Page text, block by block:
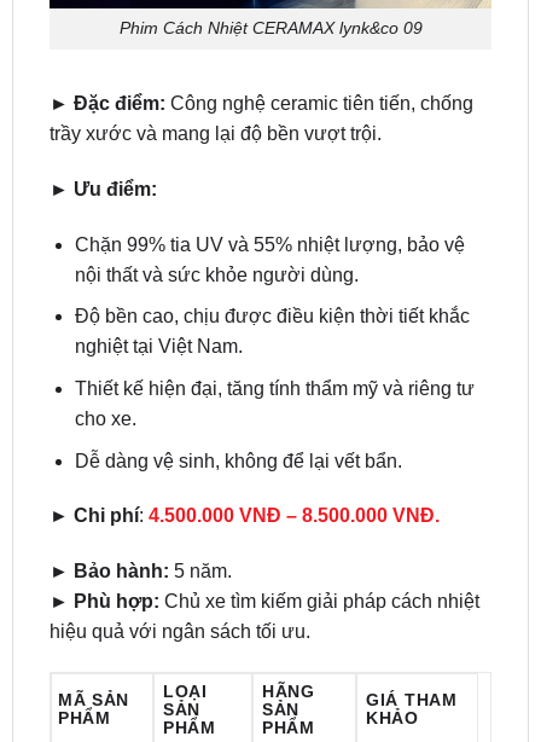
Phim Cách Nhiệt CERAMAX lynk&co 09
► Đặc điểm: Công nghệ ceramic tiên tiến, chống
trầy xước và mang lại độ bền vượt trội.
► Ưu điểm:
Chặn 99% tia UV và 55% nhiệt lượng, bảo vệ
nội thất và sức khỏe người dùng.
Độ bền cao, chịu được điều kiện thời tiết khắc
nghiệt tại Việt Nam.
Thiết kế hiện đại, tăng tính thẩm mỹ và riêng tư
cho xe.
Dễ dàng vệ sinh, không để lại vết bẩn.
► Chi phí: 4.500.000 VNĐ – 8.500.000 VNĐ.
► Bảo hành: 5 năm.
► Phù hợp: Chủ xe tìm kiếm giải pháp cách nhiệt
hiệu quả với ngân sách tối ưu.
MÃ SẢN
PHẨM
LOẠI
SẢN
PHẨM
HÃNG
SẢN
PHẨM
GIÁ THAM
KHẢO